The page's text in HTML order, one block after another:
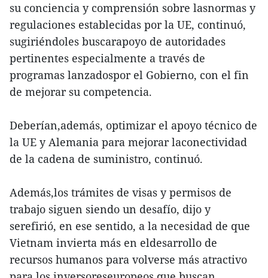
su conciencia y comprensión sobre lasnormas y
regulaciones establecidas por la UE, continuó,
sugiriéndoles buscarapoyo de autoridades
pertinentes especialmente a través de
programas lanzadospor el Gobierno, con el fin
de mejorar su competencia.
Deberían,además, optimizar el apoyo técnico de
la UE y Alemania para mejorar laconectividad
de la cadena de suministro, continuó.
Además,los trámites de visas y permisos de
trabajo siguen siendo un desafío, dijo y
serefirió, en ese sentido, a la necesidad de que
Vietnam invierta más en eldesarrollo de
recursos humanos para volverse más atractivo